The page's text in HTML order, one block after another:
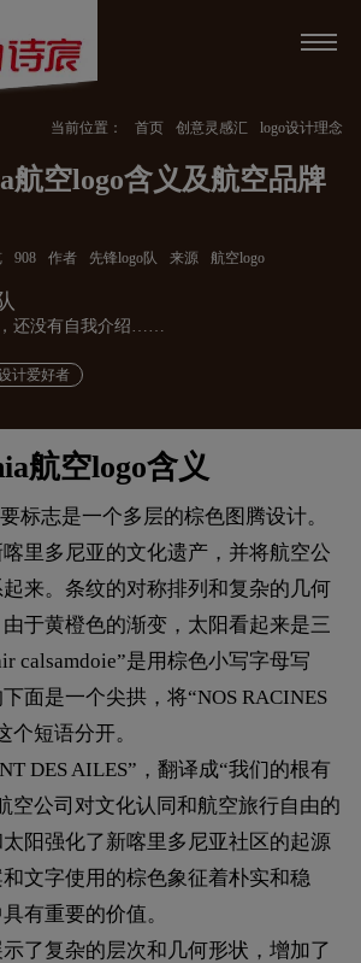
当前位置： 首页 创意灵感汇
logo设计理念
航空logo含义及航空品牌
908 作者 先锋logo队 来源 航空logo
还没有自我介绍……
计爱好者
航空logo含义
标志是一个多层的棕色图腾设计。
里多尼亚的文化遗产，并将航空公
来。条纹的对称排列和复杂的几何
于黄橙色的渐变，太阳看起来是三
calsamdoie”是用棕色小写字母写
面是一个尖拱，将“NOS RACINES
个短语分开。
DES AILES”，翻译成“我们的根有
空公司对文化认同和航空旅行自由的
阳强化了新喀里多尼亚社区的起源
文字使用的棕色象征着朴实和稳
有重要的价值。
了复杂的层次和几何形状，增加了